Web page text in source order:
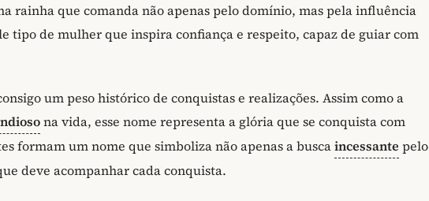
rainha que comanda não apenas pelo domínio, mas pela influência
tipo de mulher que inspira confiança e respeito, capaz de guiar com
um peso histórico de conquistas e realizações. Assim como a
na vida, esse nome representa a glória que se conquista com
formam um nome que simboliza não apenas a buscaincessante pelo
deve acompanhar cada conquista.